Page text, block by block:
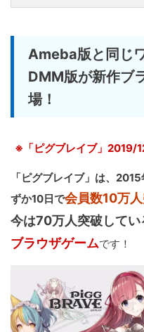
Ameba版と同じ
DMM版が新作ブ
場！
※「ピグブレイブ」2019/
「ピグブレイブ」は、
ずか10日で会員数10万
今は70万人突破して
ブラウザゲームです！